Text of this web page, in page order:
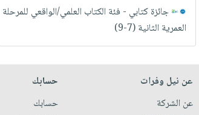
أطفال
مناسبات
أسئلة
يتكرر
طرحها
خدمات
نيل
وفرات
التسوق
نشرة
الإصدارات
جائزة كتابي - فئة الكتاب العلمي/الواقعي للمرحلة
العمرية الثانية (7-9)
عن نيل وفرات
عن الشركة
حسابك
حسابك